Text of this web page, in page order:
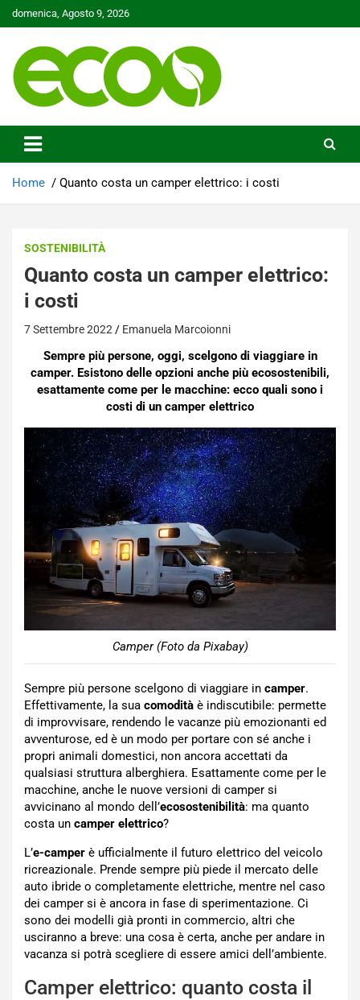
Skip
to
domenica, Agosto 9, 2026
Ecoo.it
Home Quanto costa un camper elettrico: i costi
SOSTENIBILITÀ
Quanto costa un camper elettrico:
i costi
7 Settembre 2022 Emanuela Marcoionni
Sempre più persone, oggi, scelgono di viaggiare in
camper. Esistono delle opzioni anche più ecosostenibili,
esattamente come per le macchine: ecco quali sono i
costi di un camper elettrico
Camper (Foto da Pixabay)
Sempre più persone scelgono di viaggiare in camper.
Effettivamente, la sua comodità è indiscutibile: permette
di improvvisare, rendendo le vacanze più emozionanti ed
avventurose, ed è un modo per portare con sé anche i
propri animali domestici, non ancora accettati da
qualsiasi struttura alberghiera. Esattamente come per le
macchine, anche le nuove versioni di camper si
avvicinano al mondo dell’ecosostenibilità: ma quanto
costa un camper elettrico?
L’e-camper è ufficialmente il futuro elettrico del veicolo
ricreazionale. Prende sempre più piede il mercato delle
auto ibride o completamente elettriche, mentre nel caso
dei camper si è ancora in fase di sperimentazione. Ci
sono dei modelli già pronti in commercio, altri che
usciranno a breve: una cosa è certa, anche per andare in
vacanza si potrà scegliere di essere amici dell’ambiente.
Camper elettrico: quanto costa il